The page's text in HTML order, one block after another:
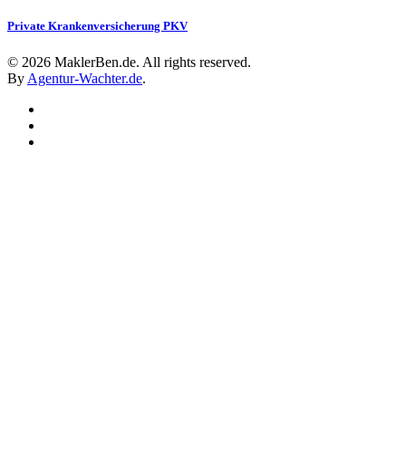
Private Krankenversicherung PKV
© 2026 MaklerBen.de. All rights reserved.
By Agentur-Wachter.de.